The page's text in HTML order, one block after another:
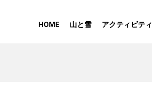
HOME 山と雪 アクティビティ